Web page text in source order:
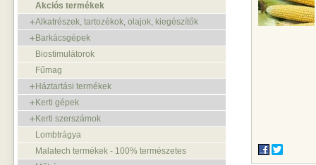
Akciós termékek
Alkatrészek, tartozékok, olajok, kiegészítők
Barkácsgépek
Biostimulátorok
Fűmag
Háztartási termékek
Kerti gépek
Kerti szerszámok
Lombtrágya
Malatech termékek - 100% természetes